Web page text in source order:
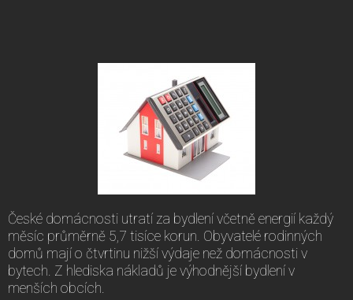
České domácnosti utratí za bydlení včetně energií každý
měsíc průměrně 5,7 tisíce korun. Obyvatelé rodinných
domů mají o čtvrtinu nižší výdaje než domácnosti v
bytech. Z hlediska nákladů je výhodnější bydlení v
menších obcích.